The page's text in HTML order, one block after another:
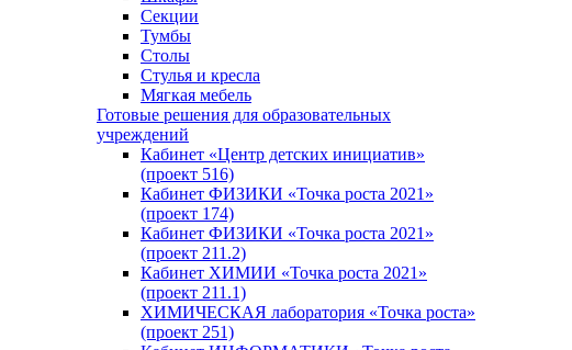
Секции
Тумбы
Столы
Стулья и кресла
Мягкая мебель
Готовые решения для образовательных
учреждений
Кабинет «Центр детских инициатив»
(проект 516)
Кабинет ФИЗИКИ «Точка роста 2021»
(проект 174)
Кабинет ФИЗИКИ «Точка роста 2021»
(проект 211.2)
Кабинет ХИМИИ «Точка роста 2021»
(проект 211.1)
ХИМИЧЕСКАЯ лаборатория «Точка роста»
(проект 251)